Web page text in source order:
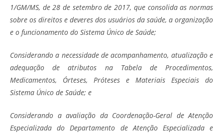
1/GM/MS, de 28 de setembro de 2017, que consolida as normas
sobre os direitos e deveres dos usuários da saúde, a organização
e o funcionamento do Sistema Único de Saúde;
Considerando a necessidade de acompanhamento, atualização e
adequação de atributos na Tabela de Procedimentos,
Medicamentos, Órteses, Próteses e Materiais Especiais do
Sistema Único de Saúde; e
Considerando a avaliação da Coordenação-Geral de Atenção
Especializada do Departamento de Atenção Especializada e